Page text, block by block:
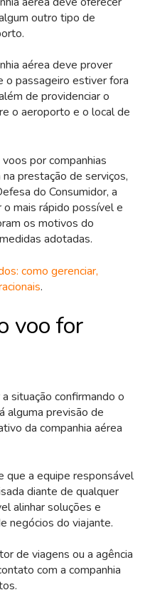
outro tipo de
aérea deve prover
o passageiro estiver fora
de providenciar o
o aeroporto e o local de
por companhias
prestação de serviços,
do Consumidor, a
o mais rápido possível e
os motivos do
adotadas.
como gerenciar,
.
voo for
situação confirmando o
alguma previsão de
da companhia aérea
que a equipe responsável
diante de qualquer
alinhar soluções e
negócios do viajante.
de viagens ou a agência
com a companhia